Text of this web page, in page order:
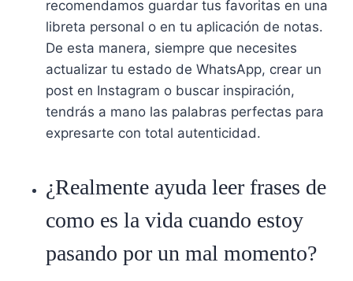
recomendamos guardar tus favoritas en una
libreta personal o en tu aplicación de notas.
De esta manera, siempre que necesites
actualizar tu estado de WhatsApp, crear un
post en Instagram o buscar inspiración,
tendrás a mano las palabras perfectas para
expresarte con total autenticidad.
¿Realmente ayuda leer frases de
como es la vida cuando estoy
pasando por un mal momento?